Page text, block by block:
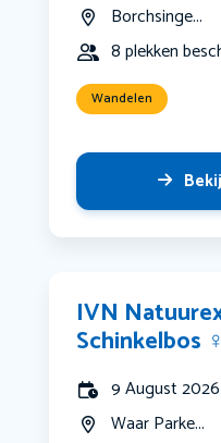
Borchsinge...
8 plekken
Wandelen
IVN
Schinkelbos ‍♀️
9 August
Waar Parke...